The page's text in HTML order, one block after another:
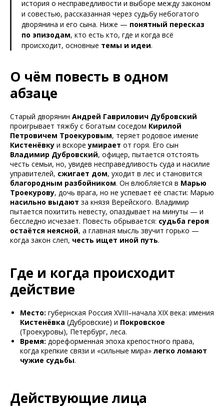
история о несправедливости и выборе между законом
и совестью, рассказанная через судьбу небогатого
дворянина и его сына. Ниже — понятный пересказ
по эпизодам, кто есть кто, где и когда всё
происходит, основные темы и идеи.
О чём повесть в одном
абзаце
Старый дворянин Андрей Гаврилович Дубровский
проигрывает тяжбу с богатым соседом Кирилой
Петровичем Троекуровым, теряет родовое имение
Кистенёвку и вскореумирает от горя. Его сын
Владимир Дубровский, офицер, пытается отстоять
честь семьи, но, увидев несправедливость суда и насилие
управителей, сжигает дом, уходит в лес и становится
благородным разбойником. Он влюбляется в Марью
Троекурову, дочь врага, но не успевает её спасти: Марью
насильно выдают за князя Верейского. Владимир
пытается похитить невесту, опаздывает на минуты — и
бесследно исчезает. Повесть обрывается: судьба героя
остаётся неясной, а главная мысль звучит горько —
когда закон слеп, честь ищет иной путь.
Где и когда происходит
действие
Место: губернская Россия XVIII–начала XIX века: имения
Кистенёвка (Дубровские) и Покровское
(Троекуровы), Петербург, леса.
Время: дореформенная эпоха крепостного права,
когда крепкие связи и «сильные мира» легко ломают
чужие судьбы.
Действующие лица